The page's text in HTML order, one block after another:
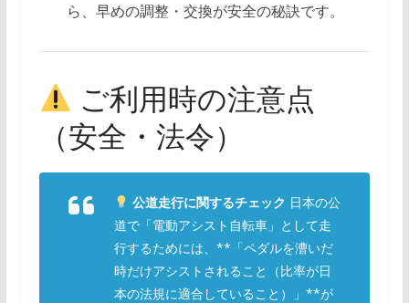
ら、早めの調整・交換が安全の秘訣です。
ご利用時の注意点
（安全・法令）
公道走行に関するチェック 日本の公
道で「電動アシスト自転車」として走
行するためには、**「ペダルを漕いだ
時だけアシストされること（比率が日
本の法規に適合していること）」**が